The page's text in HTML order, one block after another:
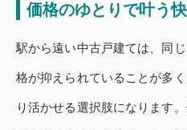
価格のゆとりで叶う
駅から遠い中古戸建ては、同
格が抑えられていることが多
り活かせる選択肢になります